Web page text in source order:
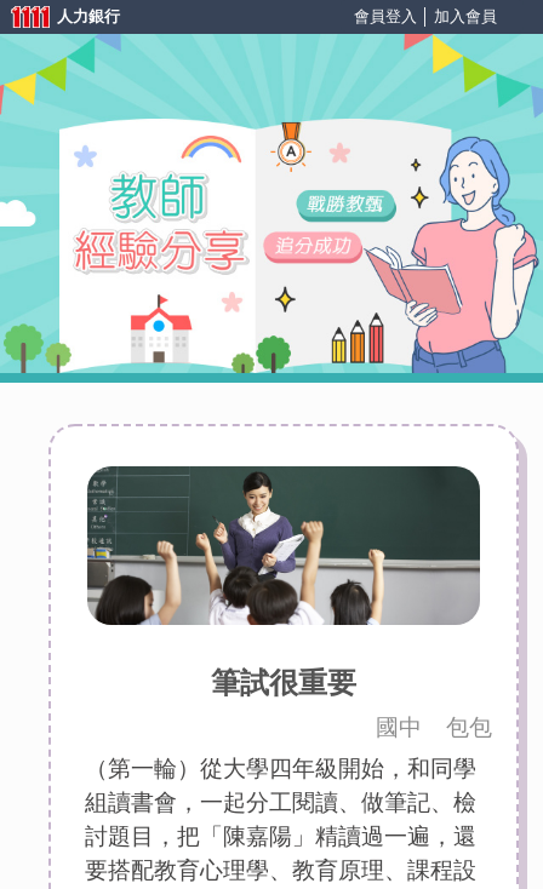
筆試很重要
包包
國中
（第一輪）從大學四年級開始，和同學
組讀書會，一起分工閱讀、做筆記、檢
討題目，把「陳嘉陽」精讀過一遍，還
要搭配教育心理學、教育原理、課程設
會員登入 加入會員
人力銀行